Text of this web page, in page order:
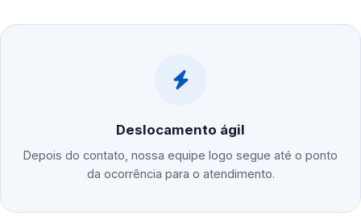
Deslocamento ágil
Depois do contato, nossa equipe logo segue até o ponto
da ocorrência para o atendimento.